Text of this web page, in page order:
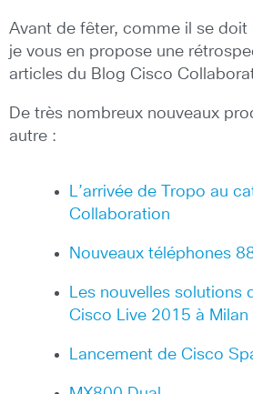
Avant de fêter, comme il se doit
je vous en propose une
articles du Blog Cisco
De très nombreux nouveaux
autre :
L’arrivée de Tropo au
Collaboration
Nouveaux téléphones
Les nouvelles solutions
Cisco Live 2015 à Milan
Lancement de Cisco